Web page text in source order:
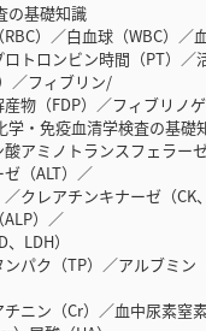
の基礎知識
）／白血球（WBC）／血
ロンビン時間（PT）／
／フィブリン/
（FDP）／フィブリノゲ
・免疫血清学検査の基礎
ミノトランスフェラー
（ALT）／
レアチンキナーゼ（CK
）／
LDH）
ク（TP）／アルブミン
ン（Cr）／血中尿素窒